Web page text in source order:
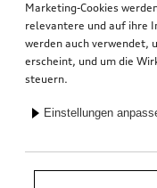
*Unverbindliche
gesetzlicher MwSt.
Marketing-Cookies
relevantere und auf ihre
werden auch verwendet,
erscheint, und um die
steuern.
Einstellungen